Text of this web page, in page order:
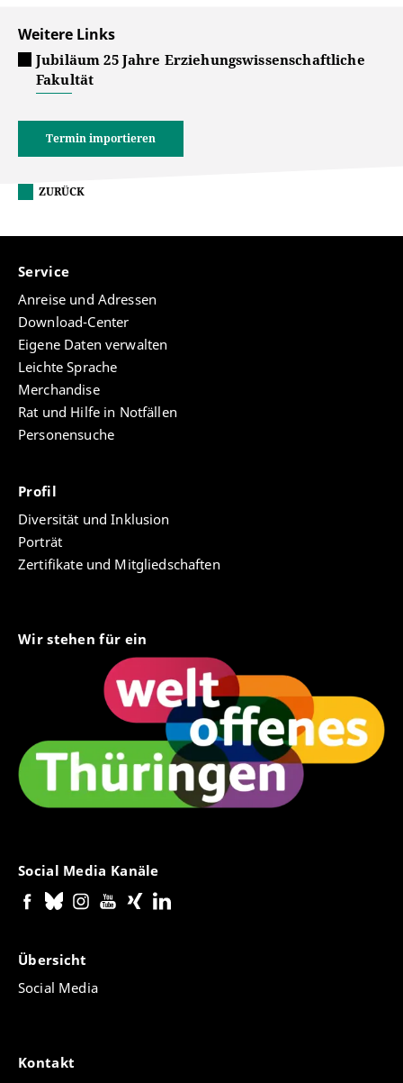
Weitere Links
Jubiläum 25 Jahre Erziehungswissenschaftliche
Fakultät
Termin importieren
ZURÜCK
Service
Anreise und Adressen
Download-Center
Eigene Daten verwalten
Leichte Sprache
Merchandise
Rat und Hilfe in Notfällen
Personensuche
Profil
Diversität und Inklusion
Porträt
Zertifikate und Mitgliedschaften
Wir stehen für ein
Social Media Kanäle
Übersicht
Social Media
Kontakt